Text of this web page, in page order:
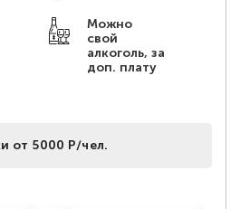
Можно
свой
алкоголь, за
доп. плату
от 5000 Р/чел.